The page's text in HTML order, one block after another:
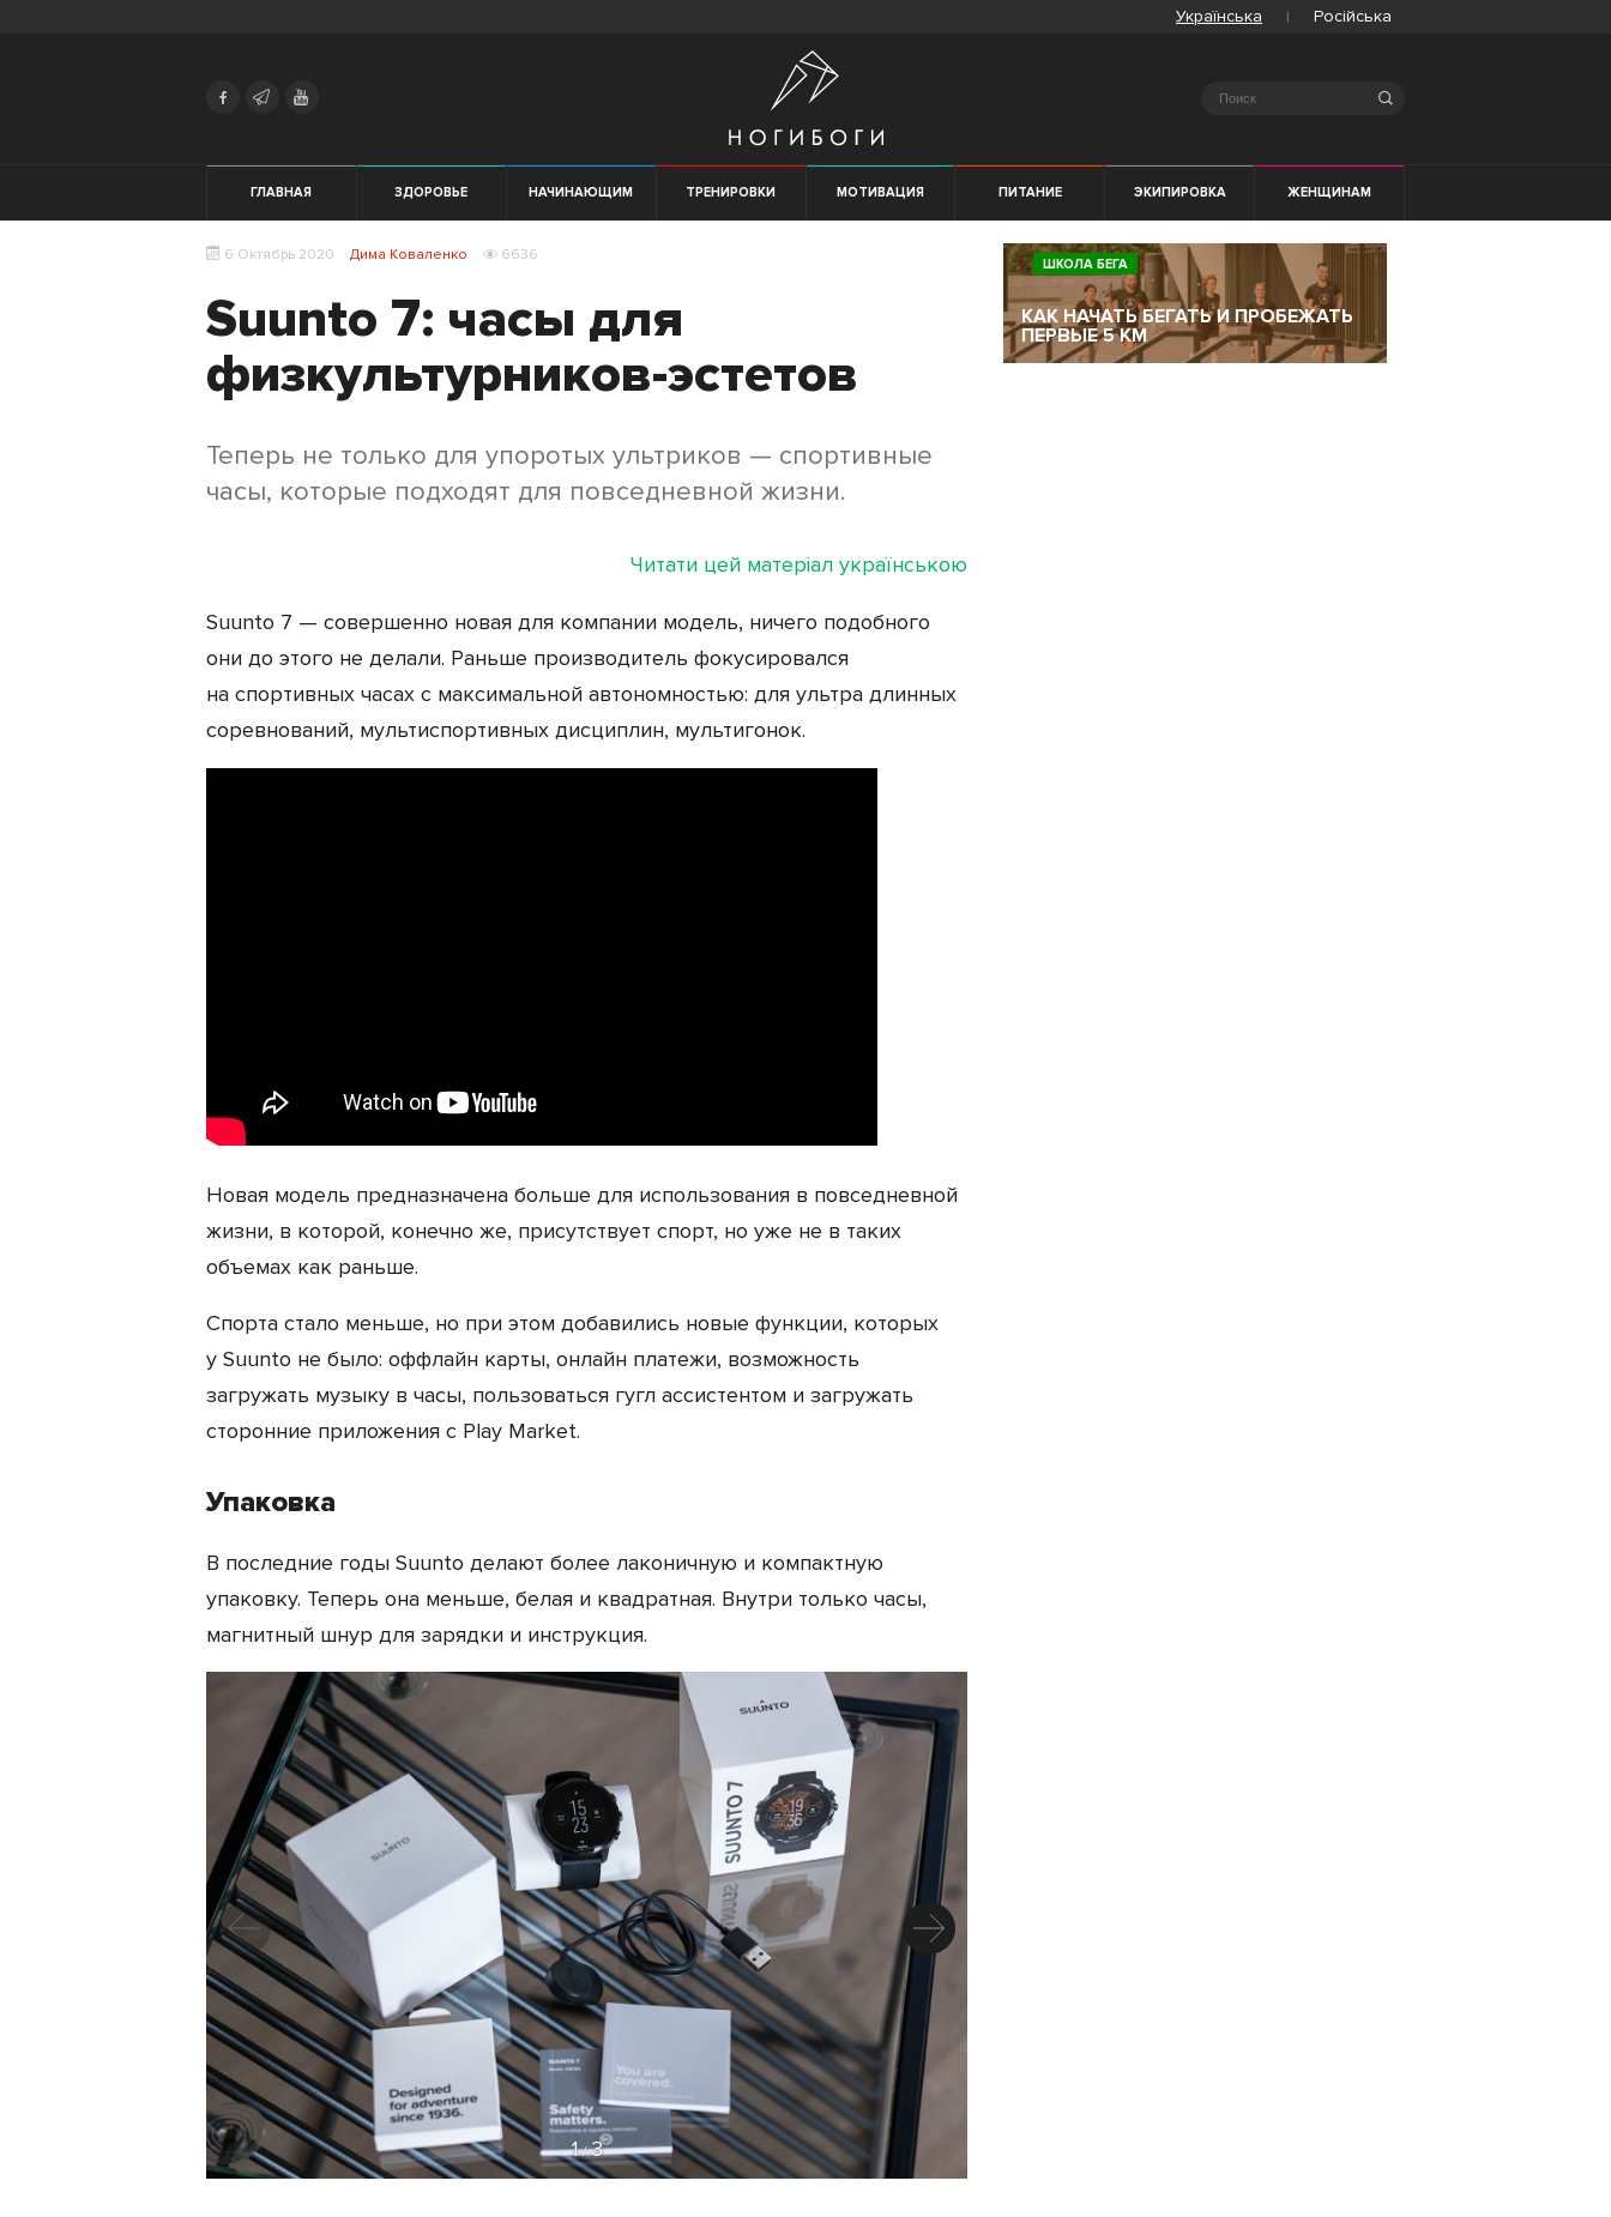
Українська Російська
Search
ГЛАВНАЯ ЗДОРОВЬЕ НАЧИНАЮЩИМ ТРЕНИРОВКИ МОТИВАЦИЯ ПИТАНИЕ ЭКИПИРОВКА ЖЕНЩИНАМ
6 Октябрь 2020 Дима Коваленко 6636
Suunto 7: часы для
физкультурников-эстетов
Теперь не только для упоротых ультриков — спортивные
часы, которые подходят для повседневной жизни.
Читати цей матеріал українською
Suunto 7 — совершенно новая для компании модель, ничего подобного
они до этого не делали. Раньше производитель фокусировался
на спортивных часах с максимальной автономностью: для ультра длинных
соревнований, мультиспортивных дисциплин, мультигонок.
Новая модель предназначена больше для использования в повседневной
жизни, в которой, конечно же, присутствует спорт, но уже не в таких
объемах как раньше.
Спорта стало меньше, но при этом добавились новые функции, которых
у Suunto не было: оффлайн карты, онлайн платежи, возможность
загружать музыку в часы, пользоваться гугл ассистентом и загружать
сторонние приложения с Play Market.
Упаковка
В последние годы Suunto делают более лаконичную и компактную
упаковку. Теперь она меньше, белая и квадратная. Внутри только часы,
магнитный шнур для зарядки и инструкция.
1/3
ШКОЛА БЕГА
КАК НАЧАТЬ БЕГАТЬ И ПРОБЕЖАТЬ
ПЕРВЫЕ 5 КМ